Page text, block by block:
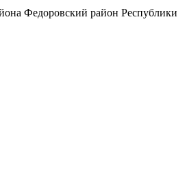
Федоровский район Республики